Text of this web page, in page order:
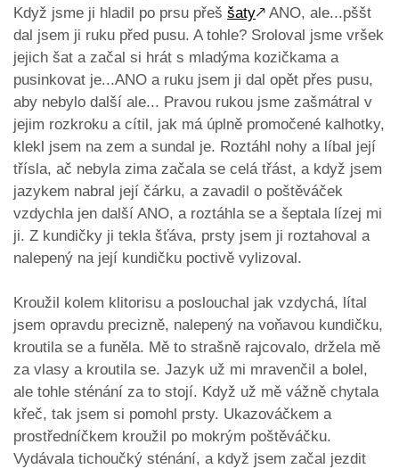
Když jsme ji hladil po prsu přeš šaty🡕 ANO, ale...pššt
dal jsem ji ruku před pusu. A tohle? Sroloval jsme vršek
jejich šat a začal si hrát s mladýma kozičkama a
pusinkovat je...ANO a ruku jsem ji dal opět přes pusu,
aby nebylo další ale... Pravou rukou jsme zašmátral v
jejim rozkroku a cítil, jak má úplně promočené kalhotky,
klekl jsem na zem a sundal je. Roztáhl nohy a líbal její
třísla, ač nebyla zima začala se celá třást, a když jsem
jazykem nabral její čárku, a zavadil o poštěváček
vzdychla jen další ANO, a roztáhla se a šeptala lízej mi
ji. Z kundičky ji tekla šťáva, prsty jsem ji roztahoval a
nalepený na její kundičku poctivě vylizoval.
Kroužil kolem klitorisu a poslouchal jak vzdychá, lítal
jsem opravdu precizně, nalepený na voňavou kundičku,
kroutila se a funěla. Mě to strašně rajcovalo, držela mě
za vlasy a kroutila se. Jazyk už mi mravenčil a bolel,
ale tohle sténání za to stojí. Když už mě vážně chytala
křeč, tak jsem si pomohl prsty. Ukazováčkem a
prostředníčkem kroužil po mokrým poštěváčku.
Vydávala tichoučký sténání, a když jsem začal jezdit